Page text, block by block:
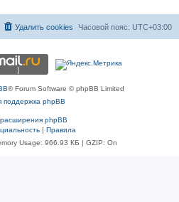
Часовой пояс: UTC+03:00
Удалить cookies
® Forum Software © phpBB Limited
поддержка phpBB
phpBB
| Правила
Usage: 966.93 КБ | GZIP: On